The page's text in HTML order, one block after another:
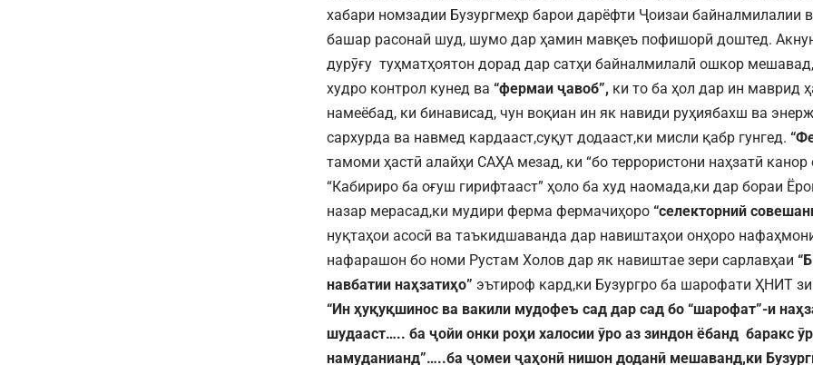
хабари номзадии Бузургмеҳр барои дарёфти Ҷоизаи байналмилалии
башар расонаӣ шуд, шумо дар ҳамин мавқеъ пофишорӣ доштед.
дурӯғу туҳматҳоятон дорад дар сатҳи байналмилалӣ ошкор
худро контрол кунед ва “фермаи ҷавоб”, ки то ба ҳол дар ин маврид
намеёбад, ки бинависад, чун воқиан ин як навиди руҳиябахш ва
сархурда ва навмед кардааст,суқут додааст,ки мисли қабр гунгед.
тамоми ҳастӣ алайҳи САҲА мезад, ки “бо террористони наҳзатӣ канор
“Кабириро ба оғуш гирифтааст” ҳоло ба худ наомада,ки дар бораи
назар мерасад,ки мудири ферма фермачиҳоро “селекторний
нуқтаҳои асосӣ ва таъкидшаванда дар навиштаҳои онҳоро
нафарашон бо номи Рустам Холов дар як навиштае зери сарлавҳаи
навбатии наҳзатиҳо” эътироф кард,ки Бузургро ба шарофати ҲНИТ
“Ин ҳуқуқшинос ва вакили мудофеъ сад дар сад бо “шарофат”-и
шудааст….. ба ҷойи онки роҳи халосии ӯро аз зиндон ёбанд баракс
намуданианд”…..ба ҷомеи ҷаҳонӣ нишон доданӣ мешаванд,ки